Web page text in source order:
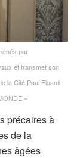
par
et transmet son
la Cité Paul Eluard
»
précaires à
de la
âgées